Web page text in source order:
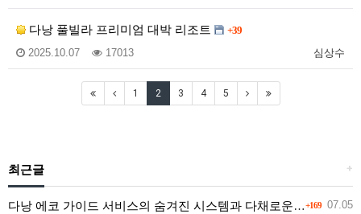
다낭 풀빌라 프리미엄 대박 리조트 +39
심상수
2025.10.07 17013
1 2 3 4 5
+
최근글
+169 07.05
다낭 에코 가이드 서비스의 숨겨진 시스템과 다채로운 인력 풀의 진실